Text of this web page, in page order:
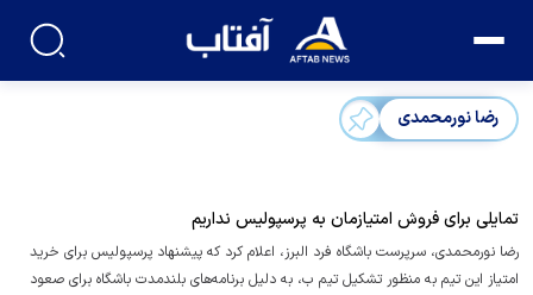
رضا نورمحمدی
تمایلی برای فروش امتیازمان به پرسپولیس نداریم
رضا نورمحمدی، سرپرست باشگاه فرد البرز، اعلام کرد که پیشنهاد پرسپولیس برای خرید
امتیاز این تیم به منظور تشکیل تیم ب، به دلیل برنامه‌های بلندمدت باشگاه برای صعود